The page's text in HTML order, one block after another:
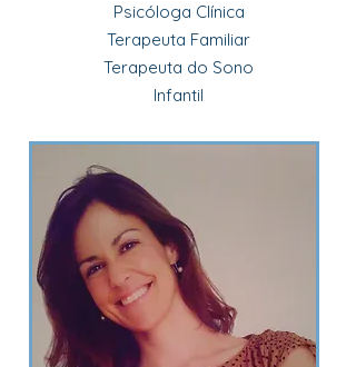
Psicóloga Clínica
Terapeuta Familiar
Terapeuta do Sono
Infantil